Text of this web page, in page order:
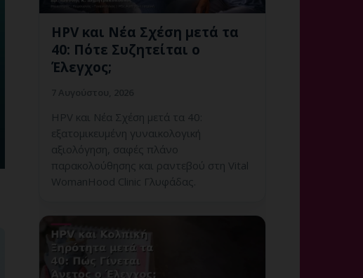
HPV και Νέα Σχέση μετά τα
40: Πότε Συζητείται ο
Έλεγχος;
HPV και Νέα Σχέση μετά τα 40:
εξατομικευμένη γυναικολογική
αξιολόγηση, σαφές πλάνο
παρακολούθησης και ραντεβού στη Vital
WomanHood Clinic Γλυφάδας.